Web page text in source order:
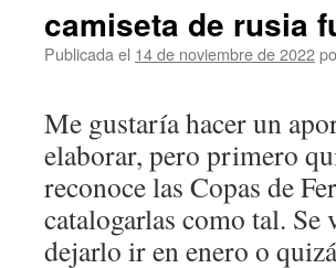
camiseta de rusia
Publicada el 14 de noviembre de 2022
Me gustaría hacer un
elaborar, pero primero
reconoce las Copas de
catalogarlas como tal.
dejarlo ir en enero o